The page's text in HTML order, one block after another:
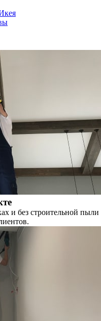
и без строительной пыли